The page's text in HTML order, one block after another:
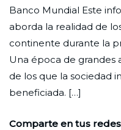
agosto
de
2022
Banco Mundial Este
aborda la realidad de
continente durante la
Una época de grandes
de los que la sociedad
beneficiada. […]
Comparte en tus